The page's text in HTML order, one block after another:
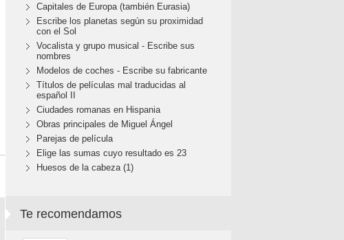
Capitales de Europa (también Eurasia)
Escribe los planetas según su proximidad
con el Sol
Vocalista y grupo musical - Escribe sus
nombres
Modelos de coches - Escribe su fabricante
Títulos de películas mal traducidas al
español II
Ciudades romanas en Hispania
Obras principales de Miguel Ángel
Parejas de película
Elige las sumas cuyo resultado es 23
Huesos de la cabeza (1)
Te recomendamos